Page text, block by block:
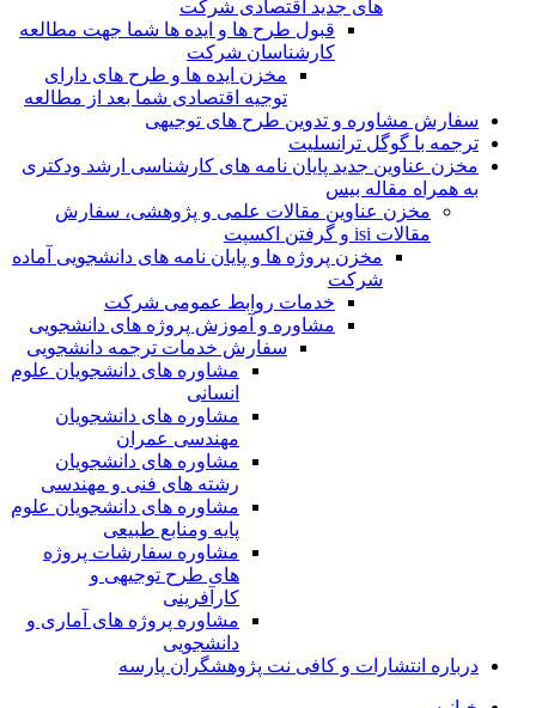
های جدید اقتصادی شرکت
قبول طرح ها و ایده ها شما جهت مطالعه
کارشناسان شرکت
مخزن ایده ها و طرح های دارای
توجیه اقتصادی شما بعد از مطالعه
سفارش مشاوره و تدوین طرح های توجیهی
ترجمه با گوگل ترانسلیت
مخزن عناوین جدید پایان نامه های کارشناسی ارشد ودکتری
به همراه مقاله بیس
مخزن عناوین مقالات علمی و پژوهشی، سفارش
مقالات isi و گرفتن اکسپت
مخزن پروژه ها و پایان نامه های دانشجویی آماده
شرکت
خدمات روابط عمومی شرکت
مشاوره و آموزش پروژه های دانشجویی
سفارش خدمات ترجمه دانشجویی
مشاوره های دانشجویان علوم
انسانی
مشاوره های دانشجویان
مهندسی عمران
مشاوره های دانشجویان
رشته های فنی و مهندسی
مشاوره های دانشجویان علوم
پایه ومنابع طبیعی
مشاوره سفارشات پروژه
های طرح توجیهی و
کارآفرینی
مشاوره پروژه های آماری و
دانشجویی
درباره انتشارات و کافی نت پژوهشگران پارسه